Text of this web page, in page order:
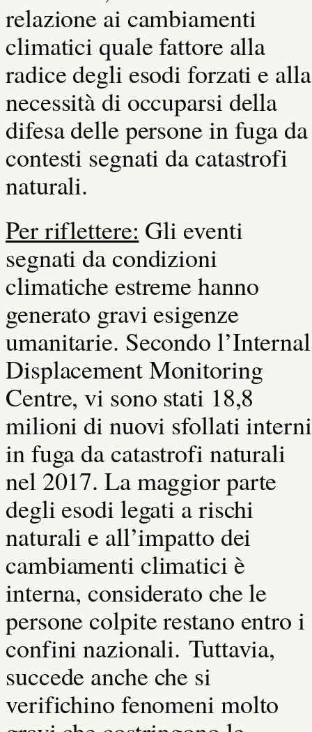
relazione ai cambiamenti
climatici quale fattore alla
radice degli esodi forzati e alla
necessità di occuparsi della
difesa delle persone in fuga da
contesti segnati da catastrofi
naturali.
Per riflettere: Gli eventi
segnati da condizioni
climatiche estreme hanno
generato gravi esigenze
umanitarie. Secondo l’Internal
Displacement Monitoring
Centre, vi sono stati 18,8
milioni di nuovi sfollati interni
in fuga da catastrofi naturali
nel 2017. La maggior parte
degli esodi legati a rischi
naturali e all’impatto dei
cambiamenti climatici è
interna, considerato che le
persone colpite restano entro i
confini nazionali. Tuttavia,
succede anche che si
verifichino fenomeni molto